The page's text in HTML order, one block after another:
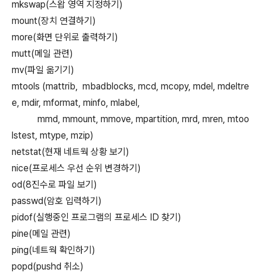
mkswap(스왑 영역 지정하기)
mount(장치 연결하기)
more(화면 단위로 출력하기)
mutt(메일 관련)
mv(파일 옮기기)
mtools (mattrib, mbadblocks, mcd, mcopy, mdel, mdeltre
e, mdir, mformat, minfo, mlabel,
mmd, mmount, mmove, mpartition, mrd, mren, mtoo
lstest, mtype, mzip)
netstat(현재 네트웍 상황 보기)
nice(프로세스 우선 순위 변경하기)
od(8진수로 파일 보기)
passwd(암호 입력하기)
pidof(실행중인 프로그램의 프로세스 ID 찾기)
pine(메일 관련)
ping(네트웍 확인하기)
popd(pushd 취소)